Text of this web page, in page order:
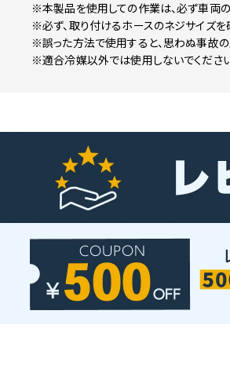
※本製品を使用しての作業は、必ず車両の
※必ず、取り付けるホースのネジサイズを
※誤った方法で使用すると、思わぬ事故の
※適合冷媒以外では使用しないでください